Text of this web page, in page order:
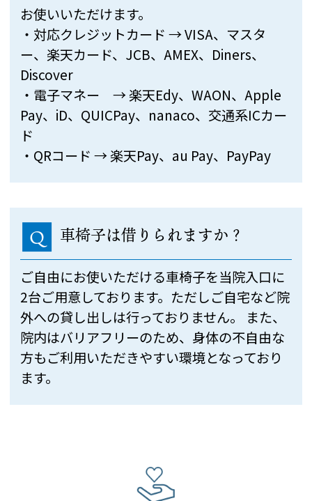
お使いいただけます。
・対応クレジットカード → VISA、マスタ
ー、楽天カード、JCB、AMEX、Diners、
Discover
・電子マネー → 楽天Edy、WAON、Apple
Pay、iD、QUICPay、nanaco、交通系ICカー
ド
・QRコード → 楽天Pay、au Pay、PayPay
Q 車椅子は借りられますか？
ご自由にお使いただける車椅子を当院入口に
2台ご用意しております。ただしご自宅など院
外への貸し出しは行っておりません。 また、
院内はバリアフリーのため、身体の不自由な
方もご利用いただきやすい環境となっており
ます。